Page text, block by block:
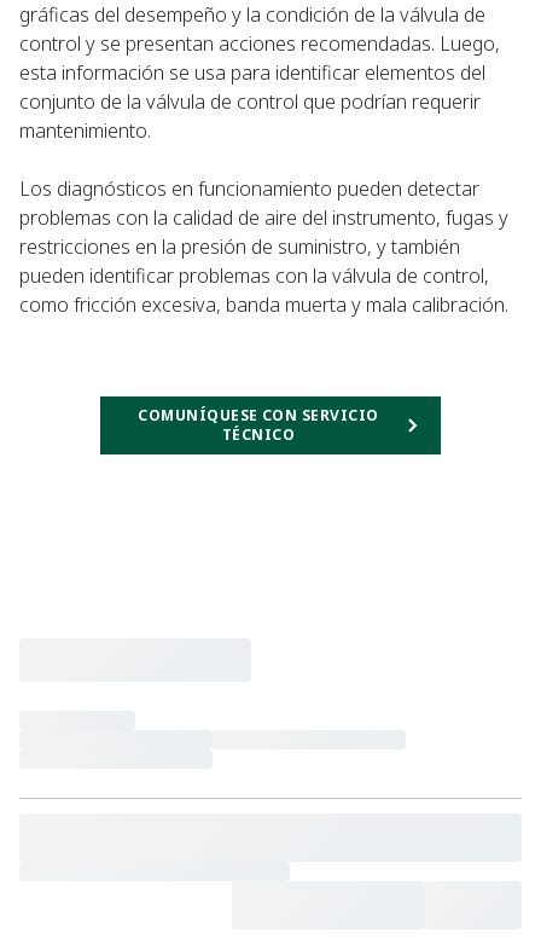
gráficas del desempeño y la condición de la válvula de
control y se presentan acciones recomendadas. Luego,
esta información se usa para identificar elementos del
conjunto de la válvula de control que podrían requerir
mantenimiento.
Los diagnósticos en funcionamiento pueden detectar
problemas con la calidad de aire del instrumento, fugas y
restricciones en la presión de suministro, y también
pueden identificar problemas con la válvula de control,
como fricción excesiva, banda muerta y mala calibración.
COMUNÍQUESE CON SERVICIO
TÉCNICO